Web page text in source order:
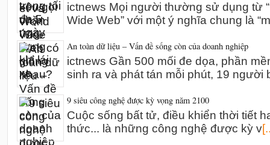
ictnews Mọi người thường sử dụng từ
Wide Web” với một ý nghĩa chung là
An toàn dữ liệu – Vấn đề sống còn của doanh nghiệp
ictnews Gần 500 mối đe dọa, phần
sinh ra và phát tán mỗi phút, 19 người
9 siêu công nghệ được kỳ vọng năm 2100
Cuộc sống bất tử, điều khiển thời tiết
thức... là những công nghệ được kỳ v